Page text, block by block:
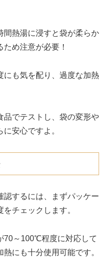
間熱湯に浸すと袋が柔らか
め注意が必要！
にも気を配り、過度な加熱
品でテストし、袋の変形や
安心ですよ。
認するには、まずパッケー
チェックします。
70～100℃程度に対応して
にも十分使用可能です。